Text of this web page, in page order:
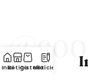
IniciBotigaCistellaNotícies